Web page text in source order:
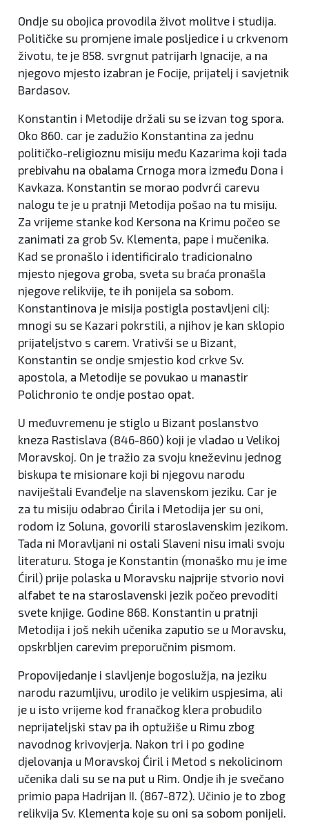
Ondje su obojica provodila život molitve i studija.
Političke su promjene imale posljedice i u crkvenom
životu, te je 858. svrgnut patrijarh Ignacije, a na
njegovo mjesto izabran je Focije, prijatelj i savjetnik
Bardasov.
Konstantin i Metodije držali su se izvan tog spora.
Oko 860. car je zadužio Konstantina za jednu
političko-religioznu misiju među Kazarima koji tada
prebivahu na obalama Crnoga mora između Dona i
Kavkaza. Konstantin se morao podvrći carevu
nalogu te je u pratnji Metodija pošao na tu misiju.
Za vrijeme stanke kod Kersona na Krimu počeo se
zanimati za grob Sv. Klementa, pape i mučenika.
Kad se pronašlo i identificiralo tradicionalno
mjesto njegova groba, sveta su braća pronašla
njegove relikvije, te ih ponijela sa sobom.
Konstantinova je misija postigla postavljeni cilj:
mnogi su se Kazari pokrstili, a njihov je kan sklopio
prijateljstvo s carem. Vrativši se u Bizant,
Konstantin se ondje smjestio kod crkve Sv.
apostola, a Metodije se povukao u manastir
Polichronio te ondje postao opat.
U međuvremenu je stiglo u Bizant poslanstvo
kneza Rastislava (846-860) koji je vladao u Velikoj
Moravskoj. On je tražio za svoju kneževinu jednog
biskupa te misionare koji bi njegovu narodu
naviještali Evanđelje na slavenskom jeziku. Car je
za tu misiju odabrao Ćirila i Metodija jer su oni,
rodom iz Soluna, govorili staroslavenskim jezikom.
Tada ni Moravljani ni ostali Slaveni nisu imali svoju
literaturu. Stoga je Konstantin (monaško mu je ime
Ćiril) prije polaska u Moravsku najprije stvorio novi
alfabet te na staroslavenski jezik počeo prevoditi
svete knjige. Godine 868. Konstantin u pratnji
Metodija i još nekih učenika zaputio se u Moravsku,
opskrbljen carevim preporučnim pismom.
Propovijedanje i slavljenje bogoslužja, na jeziku
narodu razumljivu, urodilo je velikim uspjesima, ali
je u isto vrijeme kod franačkog klera probudilo
neprijateljski stav pa ih optužiše u Rimu zbog
navodnog krivovjerja. Nakon tri i po godine
djelovanja u Moravskoj Ćiril i Metod s nekolicinom
učenika dali su se na put u Rim. Ondje ih je svečano
primio papa Hadrijan II. (867-872). Učinio je to zbog
relikvija Sv. Klementa koje su oni sa sobom ponijeli.